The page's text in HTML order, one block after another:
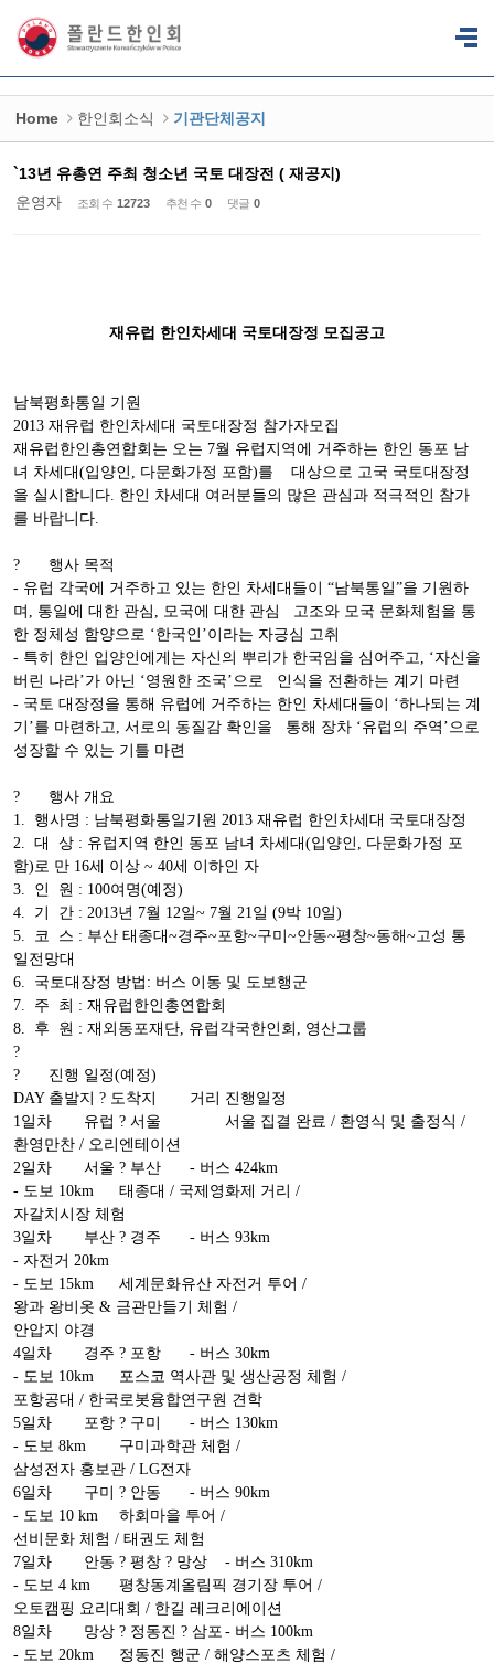
Home 한인회소식 기관단체공지
`13년 유총연 주최 청소년 국토 대장전 ( 재공지)
운영자
조회 수 12723 추천 수 0 댓글 0
재유럽 한인차세대 국토대장정 모집공고
남북평화통일 기원
2013 재유럽 한인차세대 국토대장정 참가자모집
재유럽한인총연합회는 오는 7월 유럽지역에 거주하는 한인 동포 남
녀 차세대(입양인, 다문화가정 포함)를 대상으로 고국 국토대장정
을 실시합니다. 한인 차세대 여러분들의 많은 관심과 적극적인 참가
를 바랍니다.
?
행사 목적
- 유럽 각국에 거주하고 있는 한인 차세대들이 “남북통일”을 기원하
며, 통일에 대한 관심, 모국에 대한 관심 고조와 모국 문화체험을 통
한 정체성 함양으로 ‘한국인’이라는 자긍심 고취
- 특히 한인 입양인에게는 자신의 뿌리가 한국임을 심어주고, ‘자신을
버린 나라’가 아닌 ‘영원한 조국’으로 인식을 전환하는 계기 마련
- 국토 대장정을 통해 유럽에 거주하는 한인 차세대들이 ‘하나되는 계
기’를 마련하고, 서로의 동질감 확인을 통해 장차 ‘유럽의 주역’으로
성장할 수 있는 기틀 마련
?
행사 개요
1. 행사명 : 남북평화통일기원 2013 재유럽 한인차세대 국토대장정
2. 대 상 : 유럽지역 한인 동포 남녀 차세대(입양인, 다문화가정 포
함)로 만 16세 이상 ~ 40세 이하인 자
3. 인 원 : 100여명(예정)
4. 기 간 : 2013년 7월 12일~ 7월 21일 (9박 10일)
5. 코 스 : 부산 태종대~경주~포항~구미~안동~평창~동해~고성 통
일전망대
6. 국토대장정 방법: 버스 이동 및 도보행군
7. 주 최 : 재유럽한인총연합회
8. 후 원 : 재외동포재단, 유럽각국한인회, 영산그룹
?
?
진행 일정(예정)
DAY 출발지 ? 도착지 거리 진행일정
1일차
유럽 ? 서울
서울 집결 완료 / 환영식 및 출정식 /
환영만찬 / 오리엔테이션
2일차
서울 ? 부산
- 버스 424km
- 도보 10km
태종대 / 국제영화제 거리 /
자갈치시장 체험
3일차
부산 ? 경주
- 버스 93km
- 자전거 20km
- 도보 15km
세계문화유산 자전거 투어 /
왕과 왕비옷 & 금관만들기 체험 /
안압지 야경
4일차
경주 ? 포항
- 버스 30km
- 도보 10km
포스코 역사관 및 생산공정 체험 /
포항공대 / 한국로봇융합연구원 견학
5일차
포항 ? 구미
- 버스 130km
- 도보 8km
구미과학관 체험 /
삼성전자 홍보관 / LG전자
6일차
구미 ? 안동
- 버스 90km
- 도보 10 km
하회마을 투어 /
선비문화 체험 / 태권도 체험
7일차
안동 ? 평창 ? 망상
- 버스 310km
- 도보 4 km
평창동계올림픽 경기장 투어 /
오토캠핑 요리대회 / 한길 레크리에이션
8일차
망상 ? 정동진 ? 삼포 - 버스 100km
- 도보 20km
정동진 행군 / 해양스포츠 체험 /